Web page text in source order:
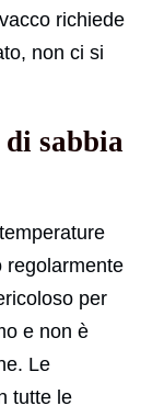
richiede
non ci si
di sabbia
regolarmente
per
e non è
Le
tutte le